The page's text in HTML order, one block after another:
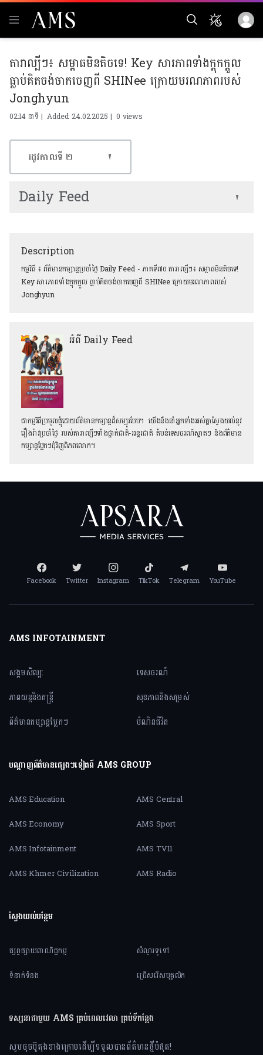
តារាល្បីៗ៖ សម្ពាធមិនតិចទេ! Key សារភាពទាំងក្ដុកក្ដួល
ធ្លាប់គិតចង់ចាកចេញពី SHINee ក្រោយមរណភាពរបស់
Jonghyun
02:14 នាទី | Added: 24.02.2025 |0 views
Description
កម្មវិធី​ ៖ ព័ត៌មានកម្សាន្ដប្រចាំថ្ងៃ Daily Feed - ភាគទី៧០ តារាល្បីៗ៖ សម្ពាធមិនតិចទេ!
Key សារភាពទាំងក្ដុកក្ដួល ធ្លាប់គិតចង់ចាកចេញពី SHINee ក្រោយមរណភាពរបស់
Jonghyun
អំពី Daily Feed
ជាកម្មវិធីប្រមូលផ្ដុំដោយព័ត៌មានកម្សាន្តដ៏សម្បូរបែប។ យើងនឹងនាំអ្នកទាំងអស់គ្នាស្វែងយល់នូវ
រឿងរ៉ាវប្រចាំថ្ងៃ របស់តារាល្បីៗទាំងថ្នាក់ជាតិ-អន្តរជាតិ តំបន់ទេសចរណ៍ស្អាតៗ និង​ព័ត៌មាន
កម្សាន្តប្លែកៗជុំវិញពិភពលោក។
រដូវកាលទី​ ២
Daily Feed
Facebook Twitter Instagram TikTok Telegram YouTube
AMS INFOTAINMENT
សង្គមសិល្ប:
ភាពយន្តនិងតន្ត្រី
ព័ត៌មានកម្សាន្តប្លែកៗ
ទេសចរណ៍
សុខភាពនិងសម្រស់
បំណិនជីវិត
បណ្តាញព័ត៌មានផ្សេងៗទៀតពី AMS GROUP
AMS Education
AMS Economy
AMS Infotainment
AMS Khmer Civilization
AMS Central
AMS Sport
AMS TV11
AMS Radio
ស្វែងយល់បន្ថែម
ផ្សព្វផ្សាយពាណិជ្ជកម្ម
ទំនាក់ទំនង
សំណួរទូទៅ
ជ្រើសរើសបុគ្គលិក
ទស្សនាជាមួយ AMS គ្រប់ពេលវេលា គ្រប់ទីកន្លែង
សូមចុចប៊ូតុងខាងក្រោមដើម្បីទទួលបានព័ត៌មានថ្មីបំផុត!